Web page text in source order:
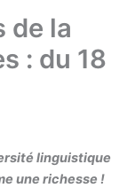
de la
: du 18
linguistique
une richesse !